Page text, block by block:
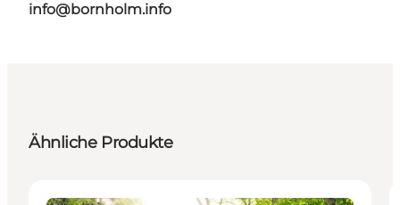
info@bornholm.info
Ähnliche Produkte